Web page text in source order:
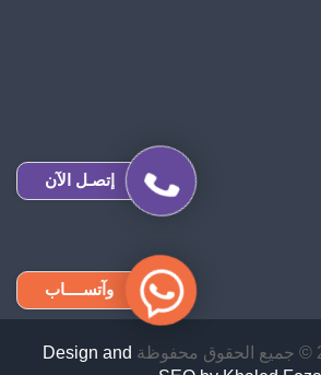
Design and
إتصـل الآن
وآتســــاب